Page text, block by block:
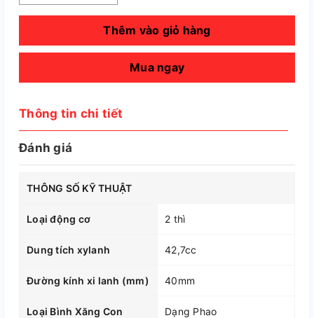
Thêm vào giỏ hàng
Mua ngay
Thông tin chi tiết
Đánh giá
THÔNG SỐ KỸ THUẬT
Loại động cơ 2 thì
Dung tích xylanh 42,7cc
Đường kính xi lanh (mm) 40mm
Loại Bình Xăng Con Dạng Phao